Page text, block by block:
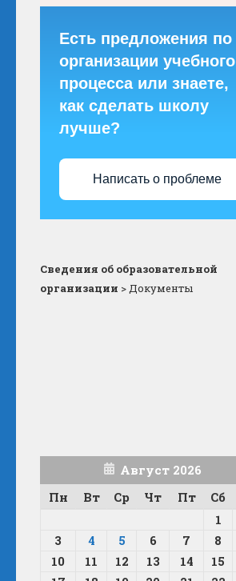
Есть предложения по
организации учебного
процесса или знаете,
как сделать школу
лучше?
Написать о проблеме
Сведения об образовательной
организации >Документы
Август 2026
Пн
Вт Ср Чт Пт Сб
1
3
4 5 6 7 8
10
11 12 13 14 15